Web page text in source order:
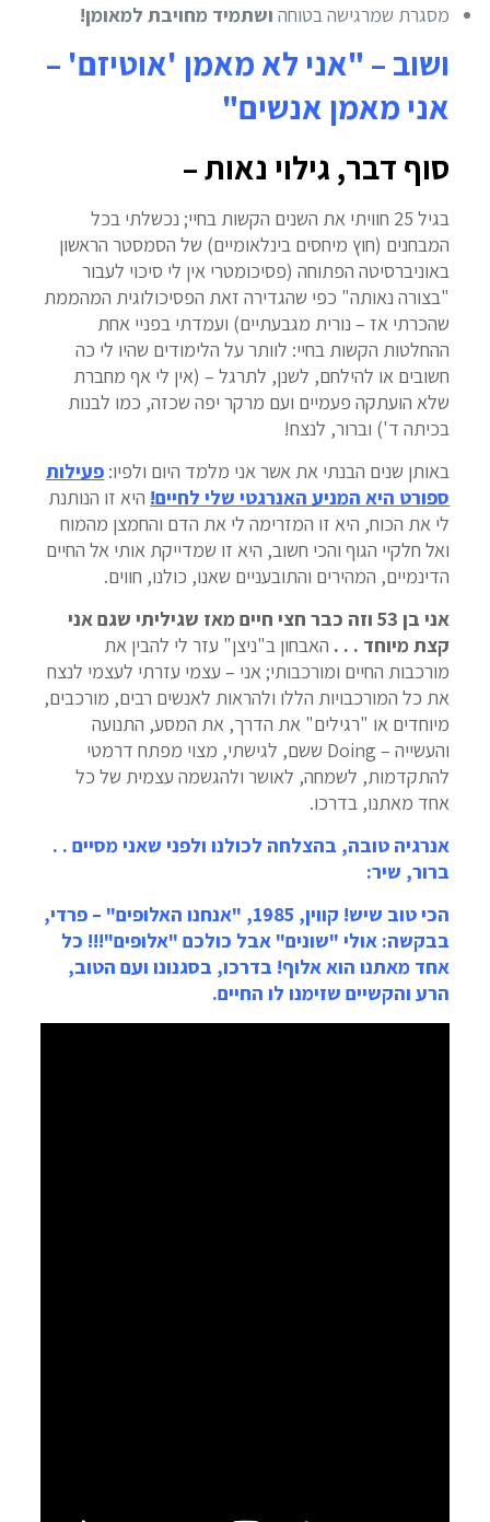
מסגרת שמרגישה בטוחה ושתמיד מחויבת למאומן!
ושוב – "אני לא מאמן 'אוטיזם' –
אני מאמן אנשים"
סוף דבר, גילוי נאות –
בגיל 25 חוויתי את השנים הקשות בחיי; נכשלתי בכל
המבחנים (חוץ מיחסים בינלאומיים) של הסמסטר הראשון
באוניברסיטה הפתוחה (פסיכומטרי אין לי סיכוי לעבור
"בצורה נאותה" כפי שהגדירה זאת הפסיכולוגית המהממת
שהכרתי אז – נורית מגבעתיים) ועמדתי בפניי אחת
ההחלטות הקשות בחיי: לוותר על הלימודים שהיו לי כה
חשובים או להילחם, לשנן, לתרגל – (אין לי אף מחברת
שלא הועתקה פעמיים ועם מרקר יפה שכזה, כמו לבנות
בכיתה ד') וברור, לנצח!
באותן שנים הבנתי את אשר אני מלמד היום ולפיו: פעילות
ספורט היא המניע האנרגטי שלי לחיים! היא זו הנותנת
לי את הכוח, היא זו המזרימה לי את הדם והחמצן מהמוח
ואל חלקיי הגוף והכי חשוב, היא זו שמדייקת אותי אל החיים
הדינמיים, המהירים והתובעניים שאנו, כולנו, חווים.
אני בן 53 וזה כבר חצי חיים מאז שגיליתי שגם אני
קצת מיוחד . . . האבחון ב"ניצן" עזר לי להבין את
מורכבות החיים ומורכבותי; אני – עצמי עזרתי לעצמי לנצח
את כל המורכבויות הללו ולהראות לאנשים רבים, מורכבים,
מיוחדים או "רגילים" את הדרך, את המסע, התנועה
והעשייה – Doing ששם, לגישתי, מצוי מפתח דרמטי
להתקדמות, לשמחה, לאושר ולהגשמה עצמית של כל
אחד מאתנו, בדרכו.
אנרגיה טובה, בהצלחה לכולנו ולפני שאני מסיים . .
ברור, שיר:
הכי טוב שיש! קווין, 1985, "אנחנו האלופים" – פרדי,
בבקשה: אולי "שונים" אבל כולכם "אלופים"!!! כל
אחד מאתנו הוא אלוף! בדרכו, בסגנונו ועם הטוב,
הרע והקשיים שזימנו לו החיים.